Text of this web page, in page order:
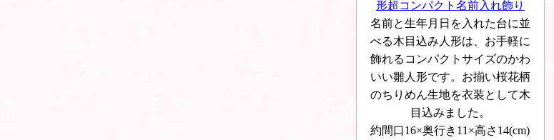
形超コンパクト名前入れ飾り
名前と生年月日を入れた台に並
べる木目込み人形は、お手軽に
飾れるコンパクトサイズのかわ
いい雛人形です。お揃い桜花柄
のちりめん生地を衣装として木
目込みました。
約間口16×奥行き11×高さ14(cm)